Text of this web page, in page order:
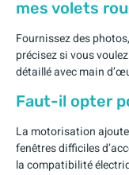
mes volets
Fournissez des
précisez si vous
détaillé avec main
Faut-il opter
La motorisation
fenêtres difficiles
la compatibilité